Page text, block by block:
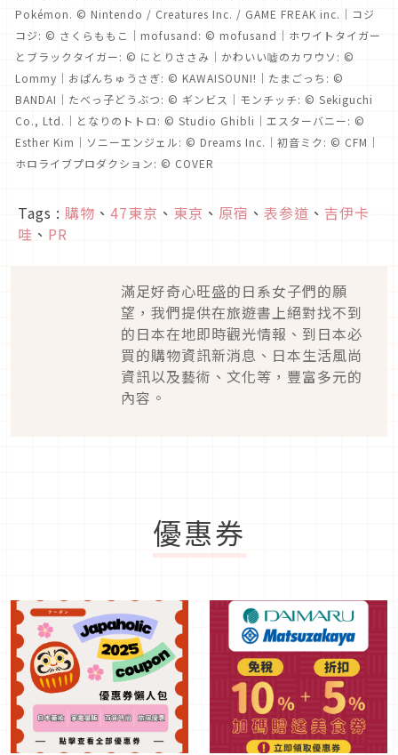
Pokémon. © Nintendo / Creatures Inc. / GAME FREAK inc.｜コジ
コジ: © さくらももこ｜mofusand: © mofusand｜ホワイトタイガー
とブラックタイガー: © にとりささみ｜かわいい嘘のカワウソ: ©
Lommy｜おぱんちゅうさぎ: © KAWAISOUNI!｜たまごっち: ©
BANDAI｜たべっ子どうぶつ: © ギンビス｜モンチッチ: © Sekiguchi
Co., Ltd.｜となりのトトロ: © Studio Ghibli｜エスターバニー: ©
Esther Kim｜ソニーエンジェル: © Dreams Inc.｜初音ミク: © CFM｜
ホロライブプロダクション: © COVER
Tags : 購物 、 47東京 、 東京 、 原宿 、 表参道 、 吉伊卡
哇 、 PR
滿足好奇心旺盛的日系女子們的願
望，我們提供在旅遊書上絕對找不到
的日本在地即時觀光情報、到日本必
買的購物資訊新消息、日本生活風尚
資訊以及藝術、文化等，豐富多元的
內容。
優惠券